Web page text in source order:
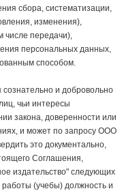
сбора, систематизации,
изменения),
числе передачи),
персональных данных,
способом.
сознательно и добровольно
чьи интересы
закона, доверенности или
и может по запросу ООО
это документально,
Соглашения,
издательство" следующих
(учебы) должность и